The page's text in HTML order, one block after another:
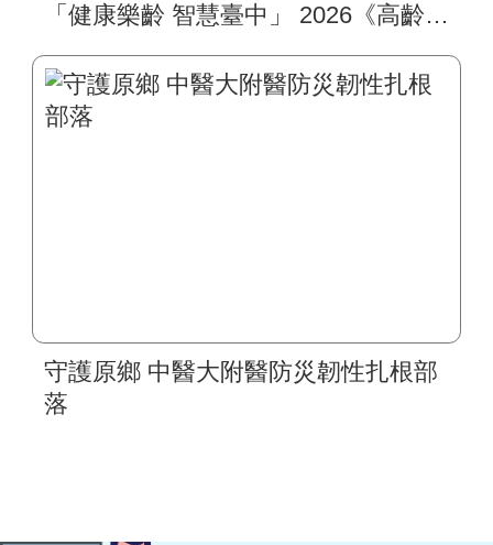
「健康樂齡 智慧臺中」 2026《高齡健
一站式疾病全人照護
守護原鄉 中醫大附醫防災韌性扎根部
落